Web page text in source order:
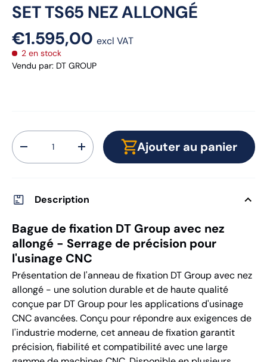
SET TS65 NEZ ALLONGÉ
€1.595,00 excl VAT
2 en stock
Vendu par: DT GROUP
Qté
-
+ Ajouter au panier
Description
Bague de fixation DT Group avec nez
allongé - Serrage de précision pour
l'usinage CNC
Présentation de l'anneau de fixation DT Group avec nez
allongé - une solution durable et de haute qualité
conçue par DT Group pour les applications d'usinage
CNC avancées. Conçu pour répondre aux exigences de
l'industrie moderne, cet anneau de fixation garantit
précision, fiabilité et compatibilité avec une large